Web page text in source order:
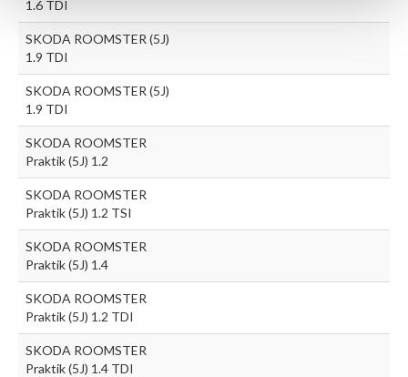
1.6 TDI
SKODA ROOMSTER (5J)
1.9 TDI
SKODA ROOMSTER (5J)
1.9 TDI
SKODA ROOMSTER
Praktik (5J) 1.2
SKODA ROOMSTER
Praktik (5J) 1.2 TSI
SKODA ROOMSTER
Praktik (5J) 1.4
SKODA ROOMSTER
Praktik (5J) 1.2 TDI
SKODA ROOMSTER
Praktik (5J) 1.4 TDI